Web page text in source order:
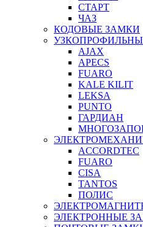
СТАРТ
ЧАЗ
КОДОВЫЕ ЗАМКИ
AJAX
APECS
FUARO
KALE KILIT
LEKSA
PUNTO
ГАРДИАН
ACCORDTEC
FUARO
CISA
TANTOS
ПОЛИС
ЭЛЕКТРОННЫЕ